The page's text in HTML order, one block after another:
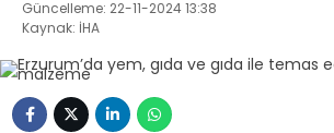
Güncelleme: 22-11-2024 13:38
Kaynak: İHA